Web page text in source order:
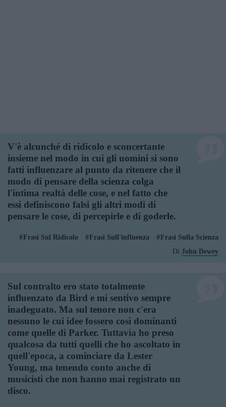
V'è alcunché di ridicolo e sconcertante
insieme nel modo in cui gli uomini si sono
fatti influenzare al punto da ritenere che il
modo di pensare della scienza colga
l'intima realtà delle cose, e nel fatto che
essi definiscono falsi gli altri modi di
pensare le cose, di percepirle e di goderle.
Frasi Sul Ridicolo Frasi Sull'influenza
Frasi Sulla Scienza
Di John Dewey
Sul contralto ero stato totalmente
influenzato da Bird e mi sentivo sempre
inadeguato. Ma sul tenore non c'era
nessuno le cui idee fossero così dominanti
come quelle di Parker. Tuttavia ho preso
qualcosa da tutti quelli che ho ascoltato in
quell'epoca, a cominciare da Lester
Young, ma tenendo conto anche di
musicisti che non hanno mai registrato un
disco.